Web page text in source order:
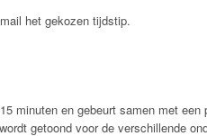
het gekozen tijdstip.
minuten en gebeurt samen met
getoond voor de verschillende